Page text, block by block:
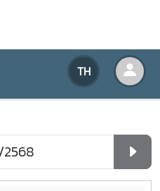
TH
หน่วยงาน